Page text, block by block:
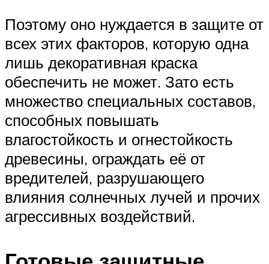
Поэтому оно нуждается в защите от
всех этих факторов, которую одна
лишь декоративная краска
обеспечить не может. Зато есть
множество специальных составов,
способных повышать
влагостойкость и огнестойкость
древесины, ограждать её от
вредителей, разрушающего
влияния солнечных лучей и прочих
агрессивных воздействий.